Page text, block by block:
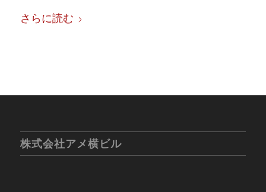
さらに読む
株式会社アメ横ビル